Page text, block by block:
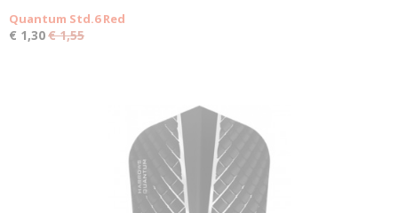
Quantum Std.6 Red
€ 1,30€ 1,55